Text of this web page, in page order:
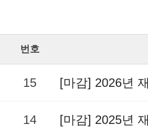
번호
15 [마감] 2026년
14 [마감] 2025년